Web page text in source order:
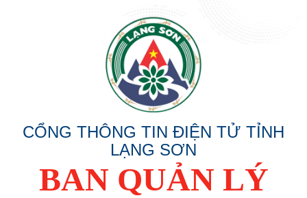
CỔNG THÔNG TIN ĐIỆN TỬ TỈNH
LẠNG SƠN
BAN QUẢN LÝ